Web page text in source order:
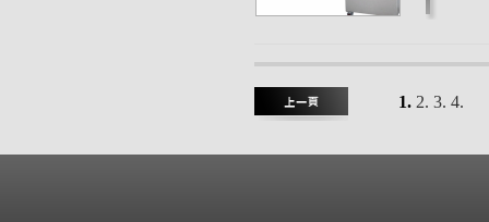
1. 2. 3. 4.